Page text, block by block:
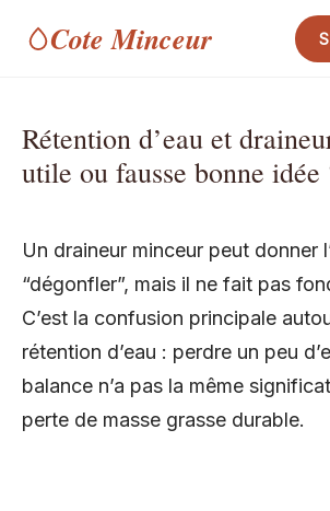
Cote Minceur
Rétention d’eau et
utile ou fausse bonne idée
Un draineur minceur peut donner
“dégonfler”, mais il ne fait pas
C’est la confusion principale
rétention d’eau : perdre un peu
balance n’a pas la même
perte de masse grasse durable.